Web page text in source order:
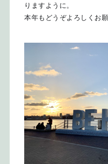
りますように。
本年もどうぞよろしくお